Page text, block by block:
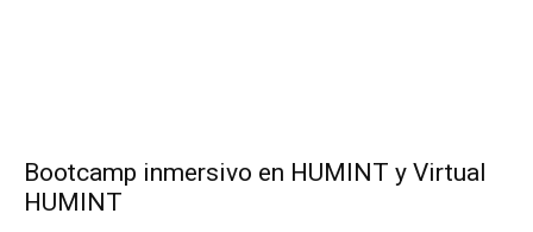
Bootcamp inmersivo en HUMINT y Virtual
HUMINT